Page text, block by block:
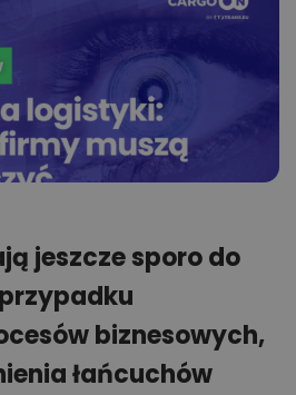
jeszcze sporo do
biznesowych,
łańcuchów